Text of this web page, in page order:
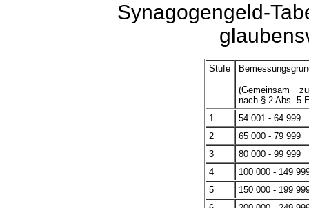
Synagogengeld-
Stufe
(Gemeinsam
nach § 2 Abs. 5
1
54 001 - 64 999
2
65 000 - 79 999
3
80 000 - 99 999
4
100 000 - 149
5
150 000 - 199